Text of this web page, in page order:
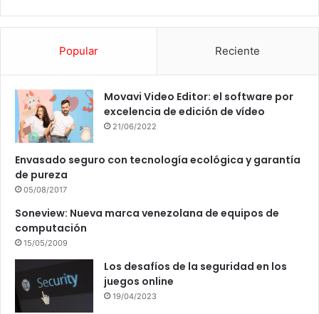
Popular Reciente
Movavi Video Editor: el software por
excelencia de edición de vídeo
21/06/2022
Envasado seguro con tecnología ecológica y garantía
de pureza
05/08/2017
Soneview: Nueva marca venezolana de equipos de
computación
15/05/2009
Los desafíos de la seguridad en los
juegos online
19/04/2023